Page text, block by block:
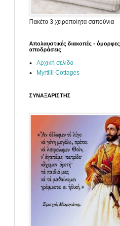
Πακέτο 3 χειροποίητα σαπούνια
Απολαυστικές διακοπές - όμορφες
αποδράσεις
Αρχική σελίδα
Myrtilli Cottages
ΣΥΝΑΞΑΡΙΣΤΗΣ